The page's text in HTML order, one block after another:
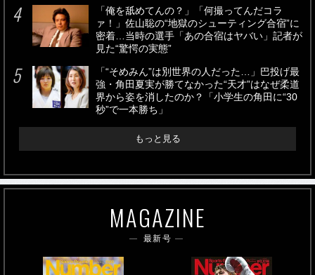
「俺を舐めてんの？」「何撮ってんだコラ
ァ！」佐山聡の“地獄のシューティング合宿”に
密着…当時の選手「あの合宿はヤバい」記者が
見た“驚愕の実態”
「“そめみん”は別世界の人だった…」巴投げ最
強・角田夏実が勝てなかった“天才”はなぜ柔道
界から姿を消したのか？「小学生の角田に“30
秒”で一本勝ち」
もっと見る
MAGAZINE
最新号